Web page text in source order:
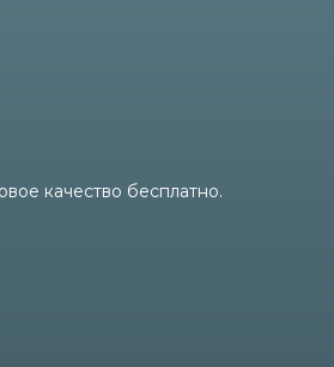
качество бесплатно.